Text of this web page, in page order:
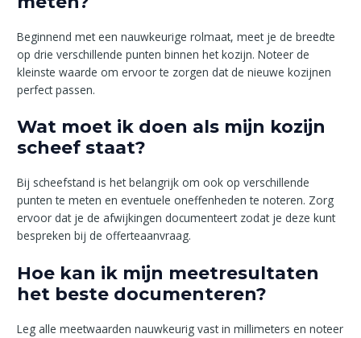
Beginnend met een nauwkeurige rolmaat, meet je de breedte
op drie verschillende punten binnen het kozijn. Noteer de
kleinste waarde om ervoor te zorgen dat de nieuwe kozijnen
perfect passen.
Wat moet ik doen als mijn kozijn
scheef staat?
Bij scheefstand is het belangrijk om ook op verschillende
punten te meten en eventuele oneffenheden te noteren. Zorg
ervoor dat je de afwijkingen documenteert zodat je deze kunt
bespreken bij de offerteaanvraag.
Hoe kan ik mijn meetresultaten
het beste documenteren?
Leg alle meetwaarden nauwkeurig vast in millimeters en noteer